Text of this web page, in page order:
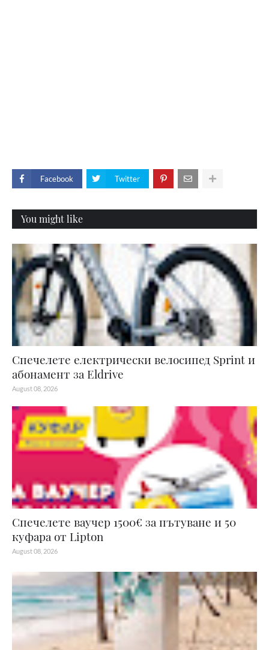
Facebook Twitter
You might like
Спечелете електрически велосипед Sprint и
абонамент за Eldrive
August 08, 2026
Спечелете ваучер 1500€ за пътуване и 50
куфара от Lipton
August 08, 2026